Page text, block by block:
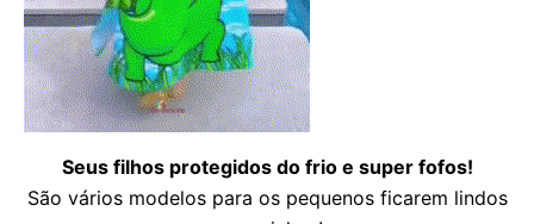
Seus filhos protegidos do frio e super fofos!
São vários modelos para os pequenos ficarem lindos